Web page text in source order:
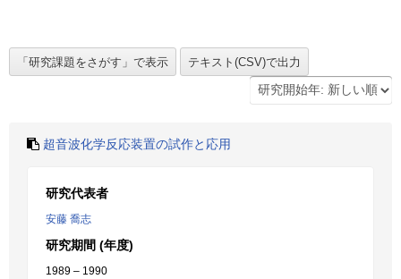
超音波化学反応装置の試作と応用
研究代表者
安藤 喬志
研究期間 (年度)
1989 – 1990